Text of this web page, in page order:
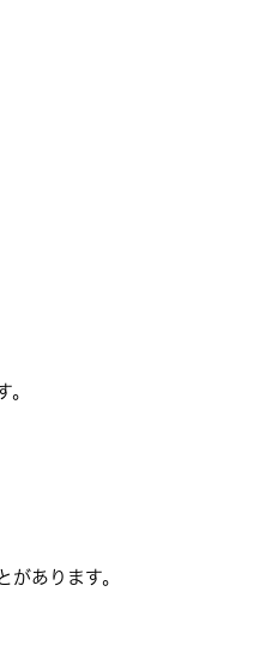
。
あります。